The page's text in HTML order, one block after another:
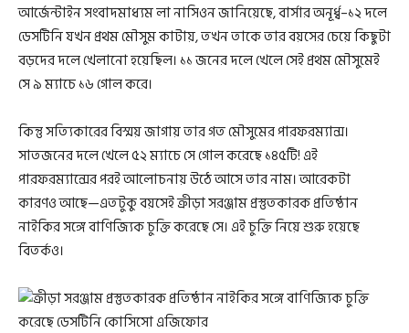
আর্জেন্টাইন সংবাদমাধ্যম লা নাসিওন জানিয়েছে, বার্সার অনূর্ধ্ব–১২ দলে
ডেসটিনি যখন প্রথম মৌসুম কাটায়, তখন তাকে তার বয়সের চেয়ে কিছুটা
বড়দের দলে খেলানো হয়েছিল। ১১ জনের দলে খেলে সেই প্রথম মৌসুমেই
সে ৯ ম্যাচে ১৬ গোল করে।
কিন্তু সত্যিকারের বিস্ময় জাগায় তার গত মৌসুমের পারফরম্যান্স।
সাতজনের দলে খেলে ৫২ ম্যাচে সে গোল করেছে ১৪৫টি! এই
পারফরম্যান্সের পরই আলোচনায় উঠে আসে তার নাম। আরেকটা
কারণও আছে—এতটুকু বয়সেই ক্রীড়া সরঞ্জাম প্রস্তুতকারক প্রতিষ্ঠান
নাইকির সঙ্গে বাণিজ্যিক চুক্তি করেছে সে। এই চুক্তি নিয়ে শুরু হয়েছে
বিতর্কও।